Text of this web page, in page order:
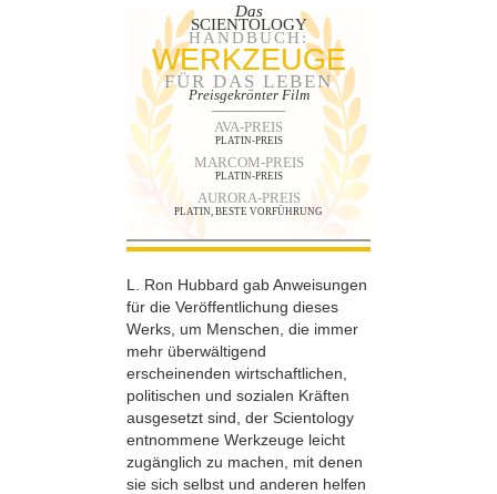
Das
SCIENTOLOGY
HANDBUCH:
WERKZEUGE
FÜR DAS LEBEN
Preisgekrönter Film
AVA-PREIS
PLATIN-PREIS
MARCOM-PREIS
PLATIN-PREIS
AURORA-PREIS
PLATIN, BESTE VORFÜHRUNG
L. Ron Hubbard gab Anweisungen
für die Veröffentlichung dieses
Werks, um Menschen, die immer
mehr überwältigend
erscheinenden wirtschaftlichen,
politischen und sozialen Kräften
ausgesetzt sind, der Scientology
entnommene Werkzeuge leicht
zugänglich zu machen, mit denen
sie sich selbst und anderen helfen